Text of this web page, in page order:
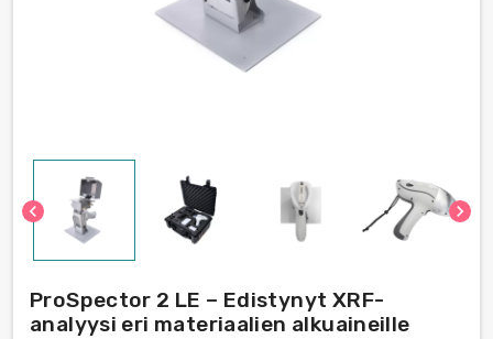
chevron_left chevron_right
ProSpector 2 LE – Edistynyt XRF-
analyysi eri materiaalien alkuaineille